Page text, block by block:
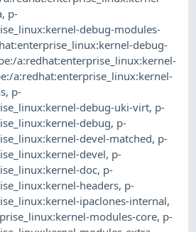
, p-
debug-modules-
debug-
a:redhat:enterprise_linux:kernel-
a:redhat:enterprise_linux:kernel-
, p-
debug-uki-virt, p-
debug, p-
devel-matched, p-
devel, p-
doc, p-
headers, p-
ipaclones-internal,
modules-core, p-